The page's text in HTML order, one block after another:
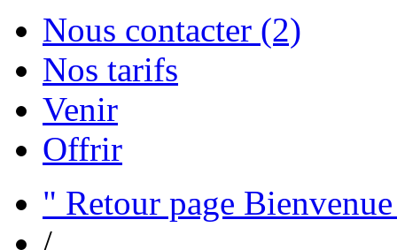
Nous contacter (2)
Nos tarifs
Venir
Offrir
" Retour page
/